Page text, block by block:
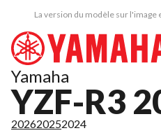
La version du modèle sur l'image
Yamaha
YZF-R3
202620252024